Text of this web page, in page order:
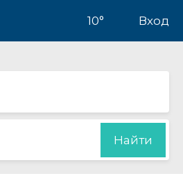
10° Вход
Найти